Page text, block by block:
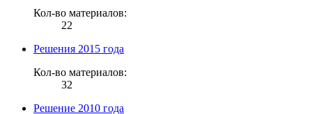
Кол-во материалов:
22
Решения 2015 года
Кол-во материалов:
32
Решение 2010 года